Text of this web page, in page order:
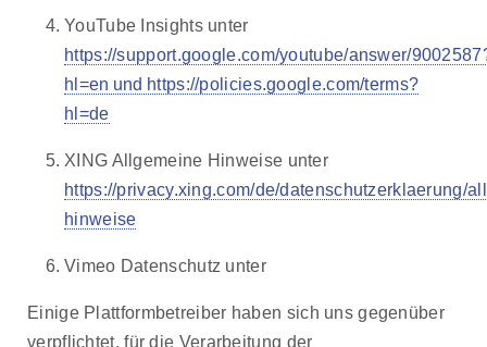
YouTube Insights unter
https://support.google.com/youtube/answer/
hl=en und https://policies.google.com/terms?
hl=de
XING Allgemeine Hinweise unter
https://privacy.xing.com/de/datenschutzerklaerung/
hinweise
Vimeo Datenschutz unter
Einige Plattformbetreiber haben sich uns gegenüber
verpflichtet, für die Verarbeitung der